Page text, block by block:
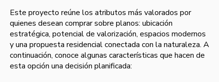
Este proyecto reúne los atributos más valorados por
quienes desean comprar sobre planos: ubicación
estratégica, potencial de valorización, espacios modernos
y una propuesta residencial conectada con la naturaleza. A
continuación, conoce algunas características que hacen de
esta opción una decisión planificada: